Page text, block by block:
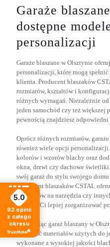
Garaże
dostępne
personalizacji
Garaże blaszane w Olsztynie
personalizacji, które mogą
klienta. Producent blaszaków
rozmiarów, kształtów i
różnych wymagań. Niezależnie
jeden samochód czy też większej
pewnością znajdziesz
Oprócz różnych rozmiarów,
również wiele opcji
kolorów i wzorów blachy oraz
okna, drzwi czy dachowe
swój garaż do stylu swojego
producent blaszaków CSTAL
wieszaków na narzędzia czy
pomogą Ci lepiej zorganizować
Wybierając garaż blaszany w
na jakość materiałów użytych do
wykonane z wysokiej jakości
5.0
92 opinii
z całego
okresu